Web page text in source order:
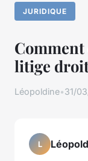
JURIDIQUE
litige
Léopoldine•31/
L